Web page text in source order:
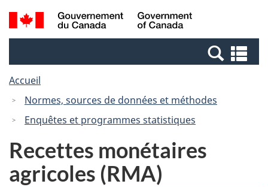
Passer
au
Passer
à
Canada
Recherche
et
et
Accueil
Normes, sources de données et méthodes
Enquêtes et programmes statistiques
Recettes monétaires
agricoles (RMA)